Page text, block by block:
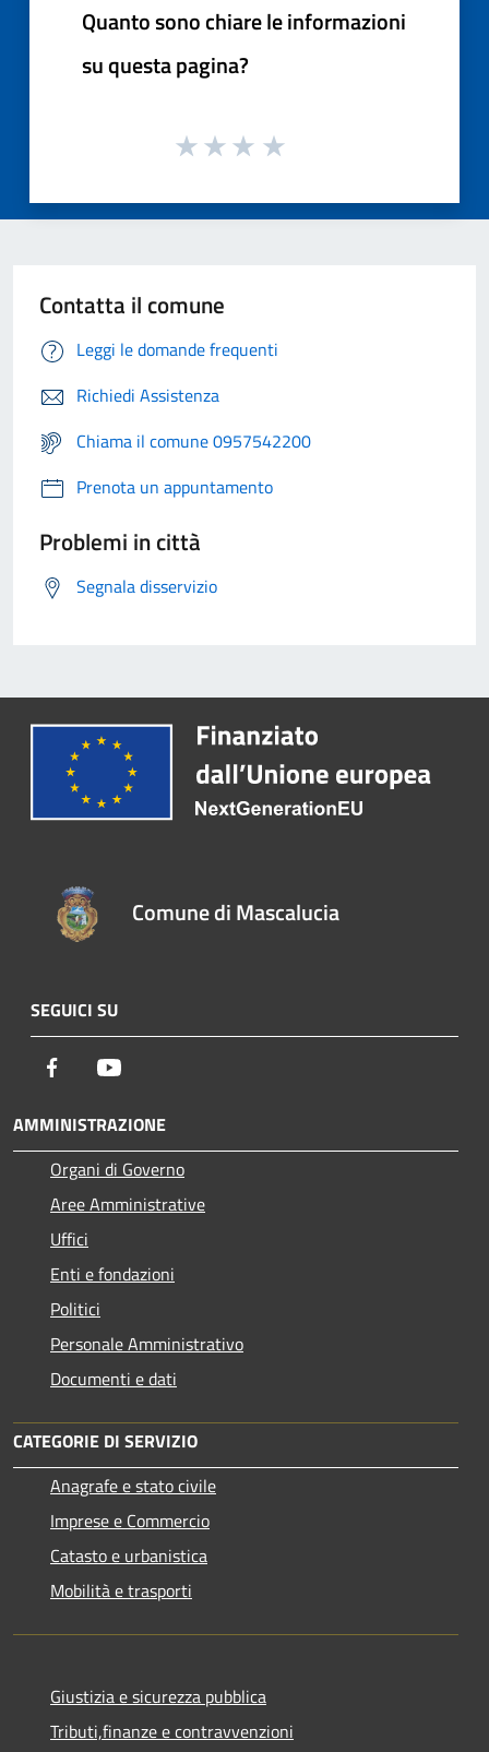
Quanto sono chiare le informazioni
su questa pagina?
Contatta il comune
Leggi le domande frequenti
Richiedi Assistenza
Chiama il comune 0957542200
Prenota un appuntamento
Problemi in città
Segnala disservizio
Comune di Mascalucia
SEGUICI SU
Facebook
AMMINISTRAZIONE
Organi di Governo
Aree Amministrative
Uffici
Enti e fondazioni
Politici
Personale Amministrativo
Documenti e dati
CATEGORIE DI SERVIZIO
Anagrafe e stato civile
Imprese e Commercio
Catasto e urbanistica
Mobilità e trasporti
Giustizia e sicurezza pubblica
Tributi,finanze e contravvenzioni